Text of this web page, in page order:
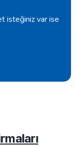
isteğiniz var ise